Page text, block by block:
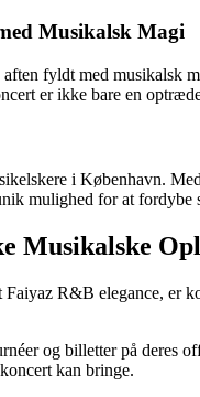
Musikalsk Magi
fyldt med musikalsk
er ikke bare en
i København.
mulighed for at
Musikalske
Faiyaz R&B elegance,
og billetter på
kan bringe.